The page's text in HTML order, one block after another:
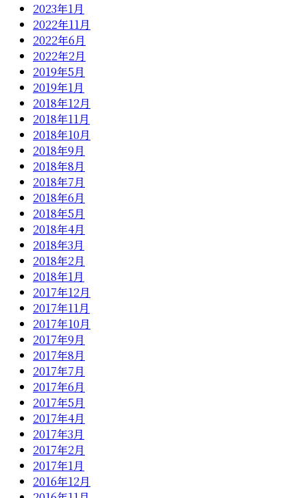
2023年1月
2022年11月
2022年6月
2022年2月
2019年5月
2019年1月
2018年12月
2018年11月
2018年10月
2018年9月
2018年8月
2018年7月
2018年6月
2018年5月
2018年4月
2018年3月
2018年2月
2018年1月
2017年12月
2017年11月
2017年10月
2017年9月
2017年8月
2017年7月
2017年6月
2017年5月
2017年4月
2017年3月
2017年2月
2017年1月
2016年12月